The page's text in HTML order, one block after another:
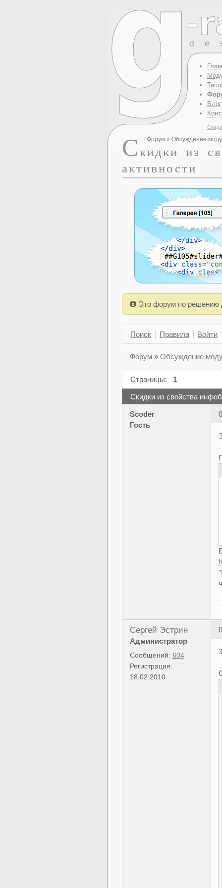
Блог
Форум» Обсуждение
Скидки из
активности
Это форум по решению
Поиск Правила Войти
Форум »Обсуждение
Страницы: 1
Скидки из свойства
Scoder
Гость
Сергей Эстрин
Администратор
Сообщений: 604
Регистрация:
18.02.2010